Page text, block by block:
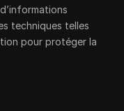
techniques telles
pour protéger la